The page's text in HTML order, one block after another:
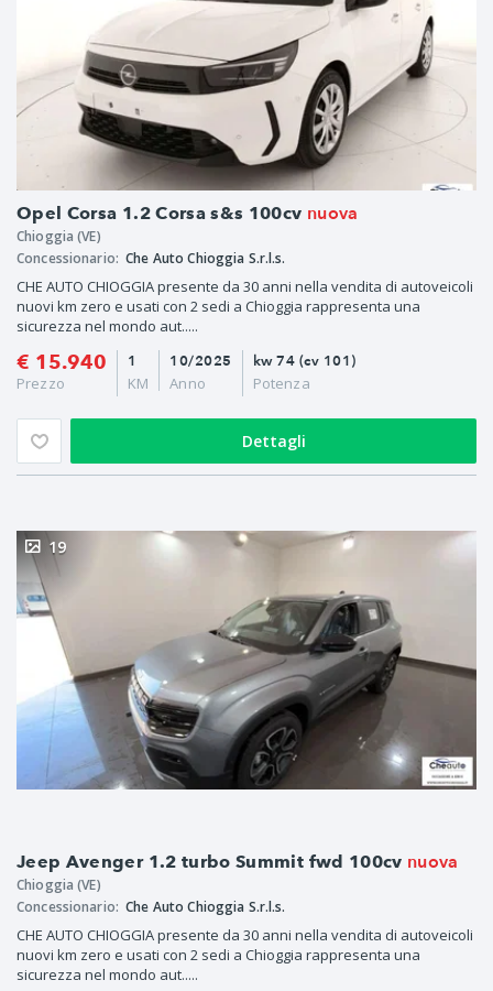
Opel Corsa 1.2 Corsa s&s 100cv nuova
Chioggia (VE)
Concessionario: Che Auto Chioggia S.r.l.s.
CHE AUTO CHIOGGIA presente da 30 anni nella vendita di autoveicoli
nuovi km zero e usati con 2 sedi a Chioggia rappresenta una
sicurezza nel mondo aut.....
€ 15.940
Prezzo
10/2025
Anno
1
KM
kw 74 (cv 101)
Potenza
Dettagli
Jeep Avenger 1.2 turbo Summit fwd 100cv nuova
19
Chioggia (VE)
Concessionario: Che Auto Chioggia S.r.l.s.
CHE AUTO CHIOGGIA presente da 30 anni nella vendita di autoveicoli
nuovi km zero e usati con 2 sedi a Chioggia rappresenta una
sicurezza nel mondo aut.....